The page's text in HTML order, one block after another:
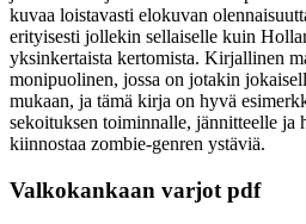
kuvaa loistavasti elokuvan
erityisesti jollekin sellaiselle kuin
yksinkertaista kertomista. Kirjallinen
monipuolinen, jossa on jotakin
mukaan, ja tämä kirja on hyvä
sekoituksen toiminnalle, jännitteelle ja
kiinnostaa zombie-genren ystäviä.
Valkokankaan varjot pdf